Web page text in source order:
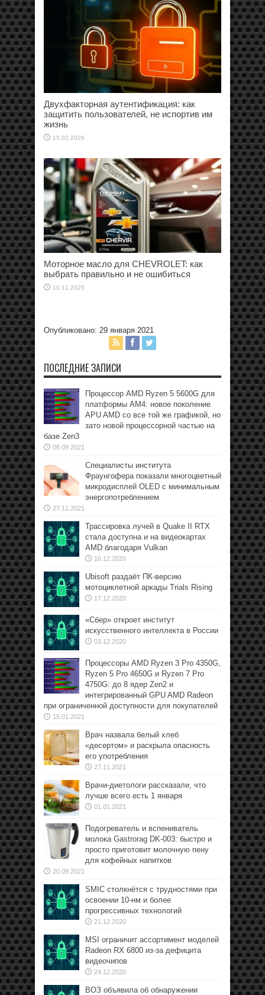
Двухфакторная аутентификация: как
защитить пользователей, не испортив им
жизнь
15.02.2026
Моторное масло для CHEVROLET: как
выбрать правильно и не ошибиться
10.11.2025
Опубликовано: 29 января 2021
ПОСЛЕДНИЕ ЗАПИСИ
Процессор AMD Ryzen 5 5600G для
платформы АМ4: новое поколение
APU AMD со все той же графикой, но
зато новой процессорной частью на
базе Zen3
08.09.2021
Специалисты института
Фраунгофера показали многоцветный
микродисплей OLED с минимальным
энергопотреблением
27.11.2021
Трассировка лучей в Quake II RTX
стала доступна и на видеокартах
AMD благодаря Vulkan
16.12.2020
Ubisoft раздаёт ПК-версию
мотоциклетной аркады Trials Rising
17.12.2020
«Сбер» откроет институт
искусственного интеллекта в России
03.12.2020
Процессоры AMD Ryzen 3 Pro 4350G,
Ryzen 5 Pro 4650G и Ryzen 7 Pro
4750G: до 8 ядер Zen2 и
интегрированный GPU AMD Radeon
при ограниченной доступности для покупателей
15.01.2021
Врач назвала белый хлеб
«десертом» и раскрыла опасность
его употребления
27.11.2021
Врачи-диетологи рассказали, что
лучше всего есть 1 января
01.01.2021
Подогреватель и вспениватель
молока Gastrorag DK-003: быстро и
просто приготовит молочную пену
для кофейных напитков
20.09.2021
SMIC столкнётся с трудностями при
освоении 10-нм и более
прогрессивных технологий
21.12.2020
MSI ограничит ассортимент моделей
Radeon RX 6800 из-за дефицита
видеочипов
24.12.2020
ВОЗ объявила об обнаружении